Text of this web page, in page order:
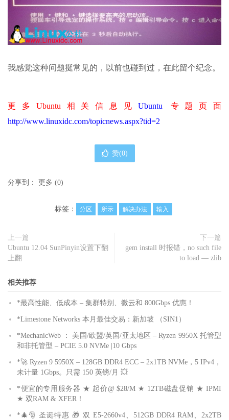
我感觉这种问题挺常见的，以前也碰到过，在此留个纪念。
更多Ubuntu相关信息见 Ubuntu 专题页面
http://www.linuxidc.com/topicnews.aspx?tid=2
赞(0)
分享到： 更多 (0)
标签： 分区 所示 解决办法 输入
上一篇
Ubuntu 12.04 SunPinyin设置下翻
上翻
下一篇
gem install 时报错，no such file
to load — zlib
相关推荐
*最高性能、低成本 – 集群特别、微云和 800Gbps 优惠！
*Limestone Networks 本月最佳交易：新加坡 （SIN1）
*MechanicWeb ： 美国/欧盟/英国/亚太地区 – Ryzen 9950X 托管型
和非托管型 – PCIE 5.0 NVMe |10 Gbps
*🚀 Ryzen 9 5950X – 128GB DDR4 ECC – 2x1TB NVMe，5 IPv4，
未计量 1Gbps。只需 150 英镑/月 💥
*便宜的专用服务器 ★ 起价@ $28/M ★ 12TB磁盘促销 ★ IPMI
★ 双RAM & XFER！
*🎄🎅 圣诞特惠 🎁 双 E5-2660v4、512GB DDR4 RAM、2x2TB